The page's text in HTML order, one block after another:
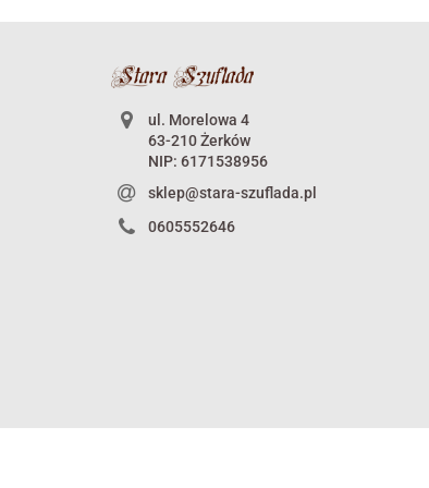
ul. Morelowa 4
63-210 Żerków
NIP: 6171538956
sklep@stara-szuflada.pl
0605552646